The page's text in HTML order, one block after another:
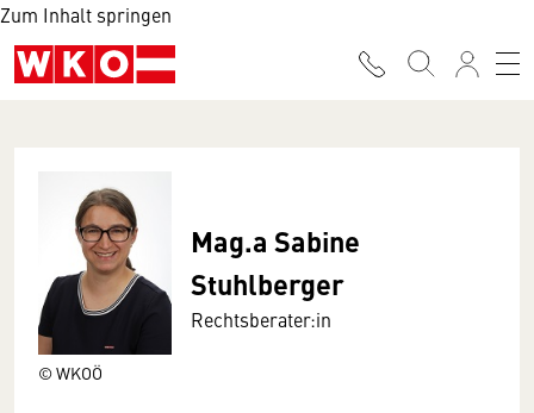
Zum Inhalt springen
© WKOÖ
Mag.a Sabine
Stuhlberger
Rechtsberater:in